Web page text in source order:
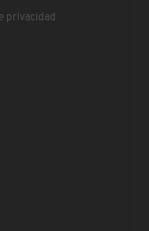
privacidad